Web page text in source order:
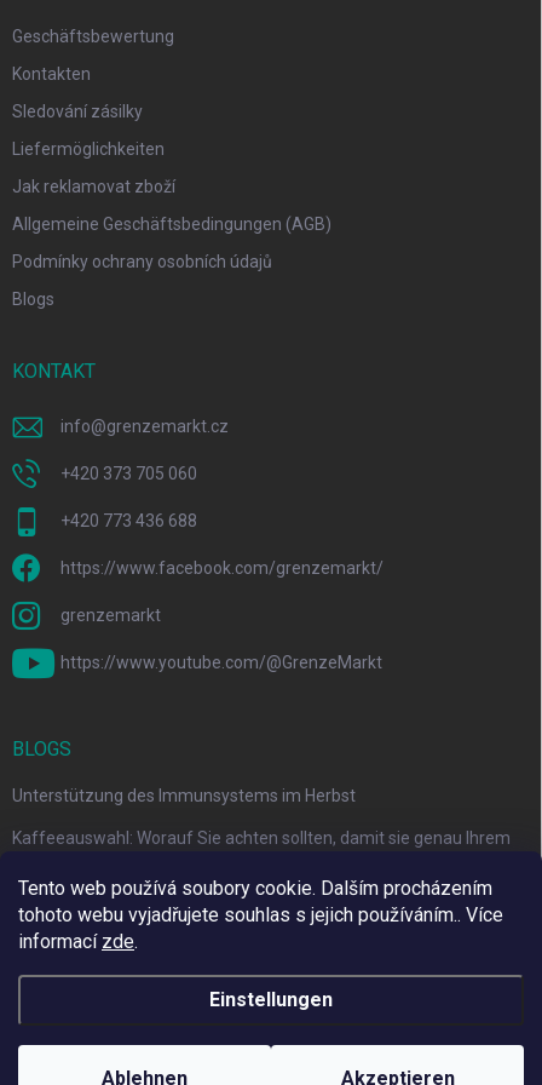
Tento web používá soubory cookie. Dalším procházením
tohoto webu vyjadřujete souhlas s jejich používáním.. Více
informací zde.
Einstellungen
Ablehnen Akzeptieren
Geschäftsbewertung
Kontakten
Sledování zásilky
Liefermöglichkeiten
Jak reklamovat zboží
Allgemeine Geschäftsbedingungen (AGB)
Podmínky ochrany osobních údajů
Blogs
KONTAKT
info@grenzemarkt.cz
+420 373 705 060
+420 773 436 688
https://www.facebook.com/grenzemarkt/
grenzemarkt
https://www.youtube.com/@GrenzeMarkt
BLOGS
Unterstützung des Immunsystems im Herbst
Kaffeeauswahl: Worauf Sie achten sollten, damit sie genau Ihrem
Copyright 2026Grenze Markt Online. Alle Rechte vorbehalten.Cookie-